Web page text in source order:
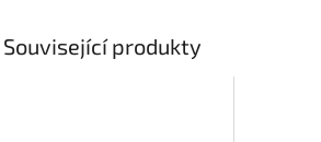
Související produkty